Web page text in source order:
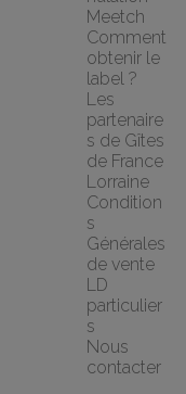
Meetch
Comment
obtenir le
label ?
Les
partenaire
s de Gîtes
de France
Lorraine
Condition
s
Générales
de vente
LD
particulier
s
Nous
contacter